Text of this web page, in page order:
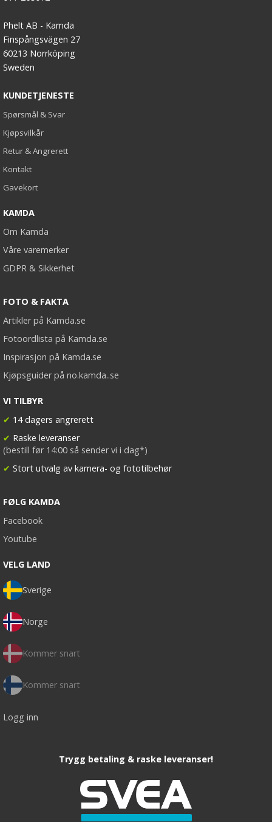
Phelt AB - Kamda
Finspångsvägen 27
60213 Norrköping
Sweden
KUNDETJENESTE
Spørsmål & Svar
Kjøpsvilkår
Retur & Angrerett
Kontakt
Gavekort
KAMDA
Om Kamda
Våre varemerker
GDPR & Sikkerhet
FOTO & FAKTA
Artikler på Kamda.se
Fotoordlista på Kamda.se
Inspirasjon på Kamda.se
Kjøpsguider på no.kamda..se
VI TILBYR
✔ 14 dagers angrerett
✔ Raske leveranser
(bestill før 14:00 så sender vi i dag*)
✔ Stort utvalg av kamera- og fototilbehør
FØLG KAMDA
Facebook
Youtube
VELG LAND
Sverige
Norge
Kommer snart
Kommer snart
Logg inn
Trygg betaling & raske leveranser!